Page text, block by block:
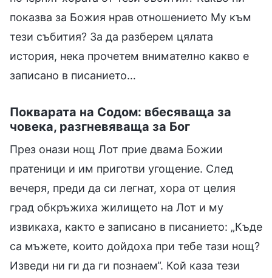
показва за Божия нрав отношението Му към
тези събития? За да разберем цялата
история, нека прочетем внимателно какво е
записано в писанието…
Покварата на Содом: вбесяваща за
човека, разгневяваща за Бог
През онази нощ Лот прие двама Божии
пратеници и им приготви угощение. След
вечеря, преди да си легнат, хора от целия
град обкръжиха жилището на Лот и му
извикаха, както е записано в писанието: „Къде
са мъжете, които дойдоха при тебе тази нощ?
Изведи ни ги да ги познаем“. Кой каза тези